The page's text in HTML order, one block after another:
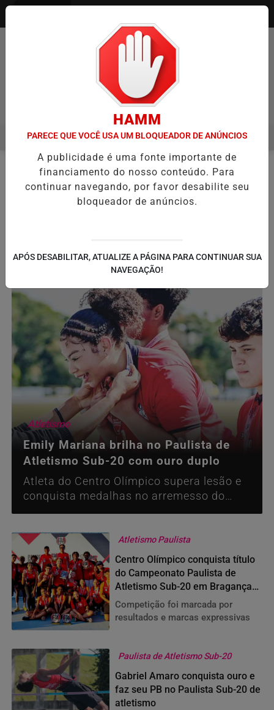
Pesquisar Notícia
ITAQUÁ ESTREIA NO CAMPEONATO PAULISTA MASCULINO DA
EM ALTA
MENU
EMNOTÍCIAS #ATLETISMOPAULISTA
Atletismo
Emily Mariana brilha no Paulista de
Atletismo Sub-20 com ouro duplo
Atleta do Centro Olímpico supera lesão e
conquista medalhas no arremesso do
peso e lançamento do disco
Atletismo Paulista
Centro Olímpico conquista título
do Campeonato Paulista de
Atletismo Sub-20 em Bragança
Paulista
Competição foi marcada por
resultados e marcas expressivas
Paulista de Atletismo Sub-20
Gabriel Amaro conquista ouro e
faz seu PB no Paulista Sub-20 de
atletismo
HAMM
PARECE QUE VOCÊ USA UM BLOQUEADOR DE ANÚNCIOS
A publicidade é uma fonte importante de
financiamento do nosso conteúdo. Para
continuar navegando, por favor desabilite seu
bloqueador de anúncios.
APÓS DESABILITAR, ATUALIZE A PÁGINA PARA CONTINUAR SUA
NAVEGAÇÃO!